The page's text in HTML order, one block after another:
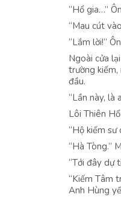
“Hổ gia…”
“Mau cút
“Lắm lời!”
Ngoài cửa
trường kiếm,
đầu.
“Lần này, là
Lôi Thiên
“Hộ kiếm
“Hà Tòng.”
“Tới đây dự
“Kiếm Tâm
Anh Hùng